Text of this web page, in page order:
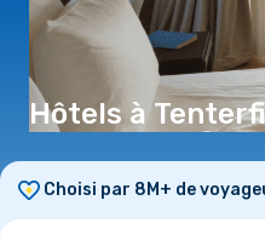
Hôtels à
Choisi par 8M+ de